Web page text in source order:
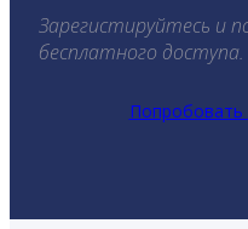
Зарегистируйтесь и
бесплатного доступа.
Попробовать